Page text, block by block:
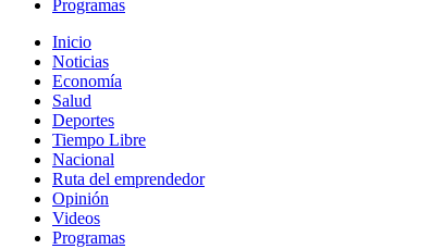
Programas
Inicio
Noticias
Economía
Salud
Deportes
Tiempo Libre
Nacional
Ruta del emprendedor
Opinión
Videos
Programas